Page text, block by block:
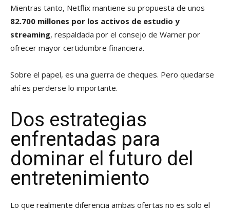
Mientras tanto, Netflix mantiene su propuesta de unos
82.700 millones por los activos de estudio y
streaming, respaldada por el consejo de Warner por
ofrecer mayor certidumbre financiera.
Sobre el papel, es una guerra de cheques. Pero quedarse
ahí es perderse lo importante.
Dos estrategias
enfrentadas para
dominar el futuro del
entretenimiento
Lo que realmente diferencia ambas ofertas no es solo el